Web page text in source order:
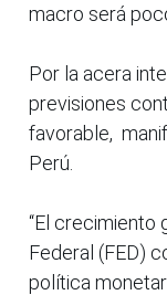
macro será
Por la acera
previsiones
favorable,
Perú.
“El crecimiento
Federal (FED)
política